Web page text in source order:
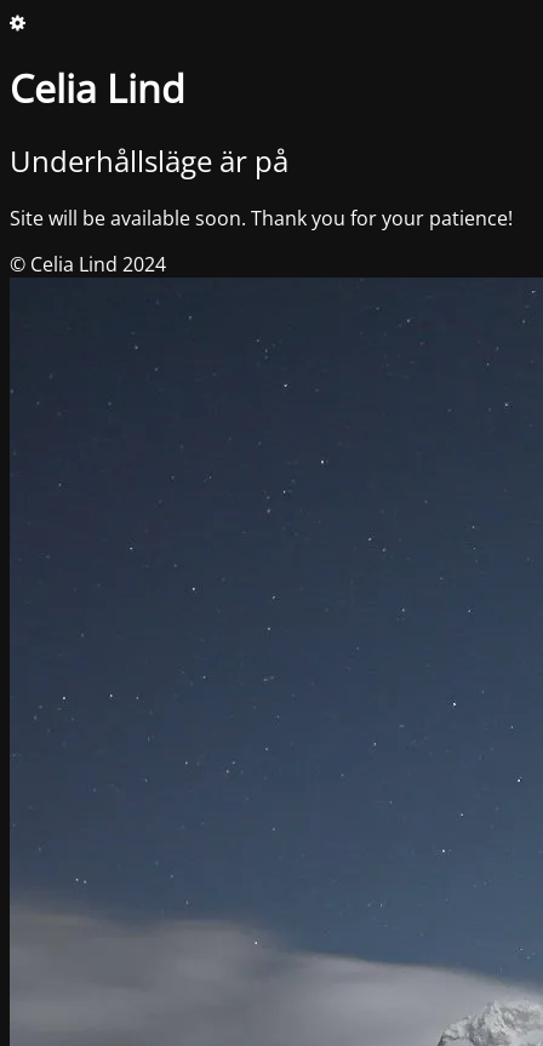
Celia Lind
Underhållsläge är på
Site will be available soon. Thank you for your patience!
© Celia Lind 2024